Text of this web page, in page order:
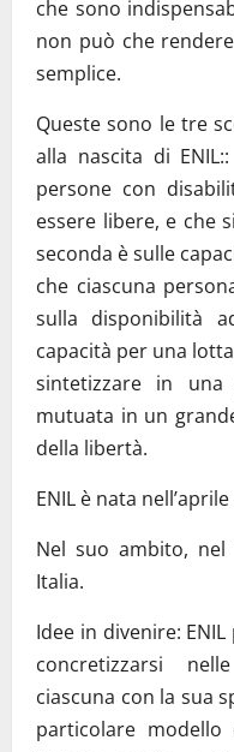
che sono
non può che
semplice.
Queste sono le tre
alla nascita di
persone con
essere libere, e che
seconda è sulle
che ciascuna
sulla disponibilità
capacità per una
sintetizzare in una
mutuata in un
della libertà.
ENIL è nata
Nel suo ambito, nel
Italia.
Idee in divenire:
concretizzarsi
ciascuna con la sua
particolare modello